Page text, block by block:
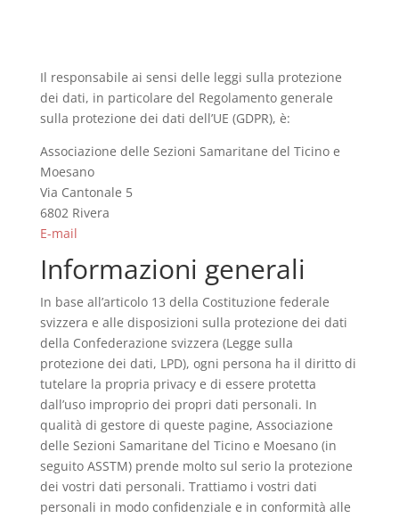
Il responsabile ai sensi delle leggi sulla protezione
dei dati, in particolare del Regolamento generale
sulla protezione dei dati dell’UE (GDPR), è:
Associazione delle Sezioni Samaritane del Ticino e
Moesano
Via Cantonale 5
6802 Rivera
E-mail
Informazioni generali
In base all’articolo 13 della Costituzione federale
svizzera e alle disposizioni sulla protezione dei dati
della Confederazione svizzera (Legge sulla
protezione dei dati, LPD), ogni persona ha il diritto di
tutelare la propria privacy e di essere protetta
dall’uso improprio dei propri dati personali. In
qualità di gestore di queste pagine, Associazione
delle Sezioni Samaritane del Ticino e Moesano (in
seguito ASSTM) prende molto sul serio la protezione
dei vostri dati personali. Trattiamo i vostri dati
personali in modo confidenziale e in conformità alle